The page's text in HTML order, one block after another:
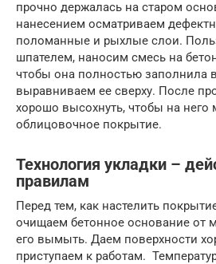
прочно держалась на старом
нанесением осматриваем
поломанные и рыхлые слои.
шпателем, наносим смесь на
чтобы она полностью заполнила
выравниваем ее сверху. После
хорошо высохнуть, чтобы на
облицовочное покрытие.
Технология укладки –
правилам
Перед тем, как настелить
очищаем бетонное основание от
его вымыть. Даем поверхности
приступаем к работам.